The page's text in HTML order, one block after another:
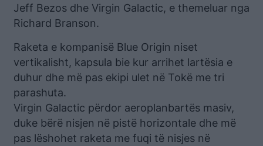
Jeff Bezos dhe Virgin Galactic, e themeluar nga
Richard Branson.
Raketa e kompanisë Blue Origin niset
vertikalisht, kapsula bie kur arrihet lartësia e
duhur dhe më pas ekipi ulet në Tokë me tri
parashuta.
Virgin Galactic përdor aeroplanbartës masiv,
duke bërë nisjen në pistë horizontale dhe më
pas lëshohet raketa me fuqi të nisjes në